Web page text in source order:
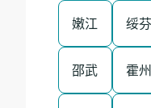
嫩江 绥
邵武 霍州